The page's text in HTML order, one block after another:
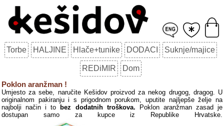
Torbe HALJINE Hlače+tunike DODACI Suknje/majice
REDiMIR Dom
Poklon aranžman !
Umjesto za sebe, naručite Kešidov proizvod za nekog drugog, dragog. U
originalnom pakiranju i s prigodnom porukom, uputite najljepše želje na
najbolji način i to
bez dodatnih troškova. Poklon aranžman zasad je
dostupan samo za kupce iz Republike Hrvatske.